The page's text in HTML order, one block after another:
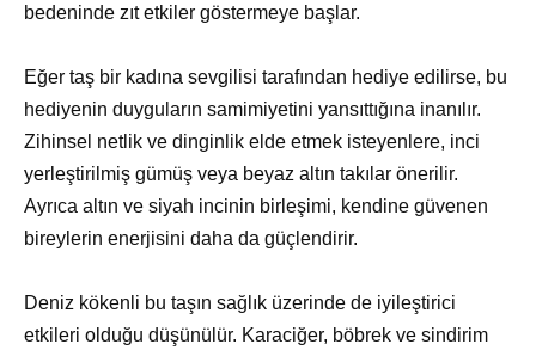
bedeninde zıt etkiler göstermeye başlar.
Eğer taş bir kadına sevgilisi tarafından hediye edilirse, bu
hediyenin duyguların samimiyetini yansıttığına inanılır.
Zihinsel netlik ve dinginlik elde etmek isteyenlere, inci
yerleştirilmiş gümüş veya beyaz altın takılar önerilir.
Ayrıca altın ve siyah incinin birleşimi, kendine güvenen
bireylerin enerjisini daha da güçlendirir.
Deniz kökenli bu taşın sağlık üzerinde de iyileştirici
etkileri olduğu düşünülür. Karaciğer, böbrek ve sindirim